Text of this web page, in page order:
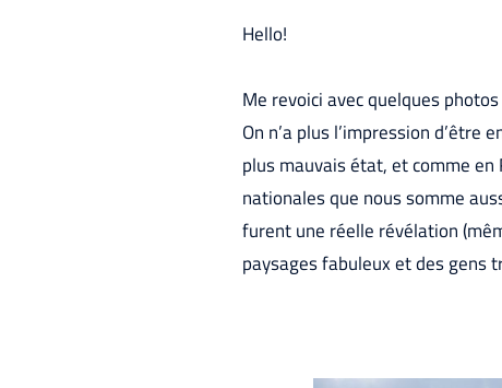
Hello!
Me revoici avec quelques
On n’a plus l’impression
plus mauvais état, et comme
nationales que nous somme
furent une réelle révélation
paysages fabuleux et des gens